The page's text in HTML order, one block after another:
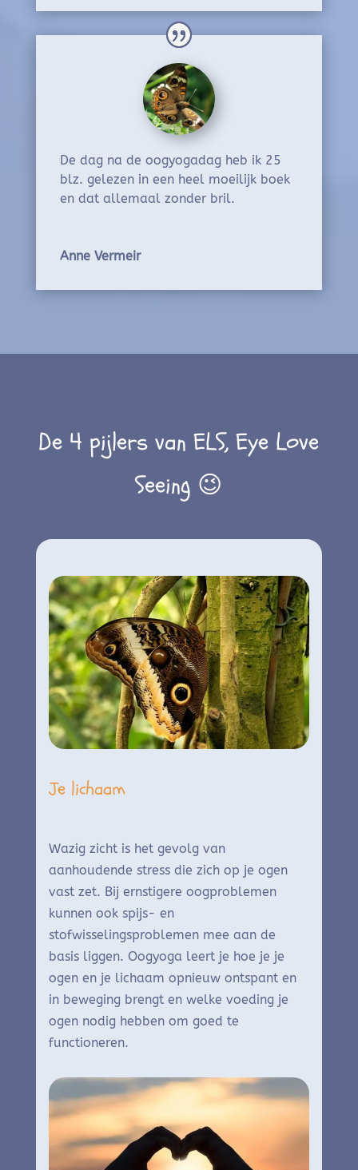
De dag na de oogyogadag heb ik 25
blz. gelezen in een heel moeilijk boek
en dat allemaal zonder bril.
Anne Vermeir
De 4 pijlers van ELS, Eye Love
Seeing 😉
Je lichaam
Wazig zicht is het gevolg van
aanhoudende stress die zich op je ogen
vast zet. Bij ernstigere oogproblemen
kunnen ook spijs- en
stofwisselingsproblemen mee aan de
basis liggen. Oogyoga leert je hoe je je
ogen en je lichaam opnieuw ontspant en
in beweging brengt en welke voeding je
ogen nodig hebben om goed te
functioneren.